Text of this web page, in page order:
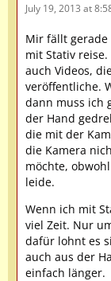
July 19, 2013 at
Mir fällt gerade
mit Stativ
auch Videos,
veröffentliche.
dann muss ich
der Hand
die mit der
die Kamera
möchte,
leide.
Wenn ich mit
viel Zeit. Nur
dafür lohnt es
auch aus der
einfach länger.